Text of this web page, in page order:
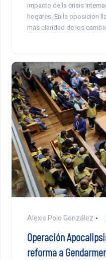
impacto de la crisis
hogares. En la oposición
más claridad de los
Alexis Polo González
Operación
reforma a